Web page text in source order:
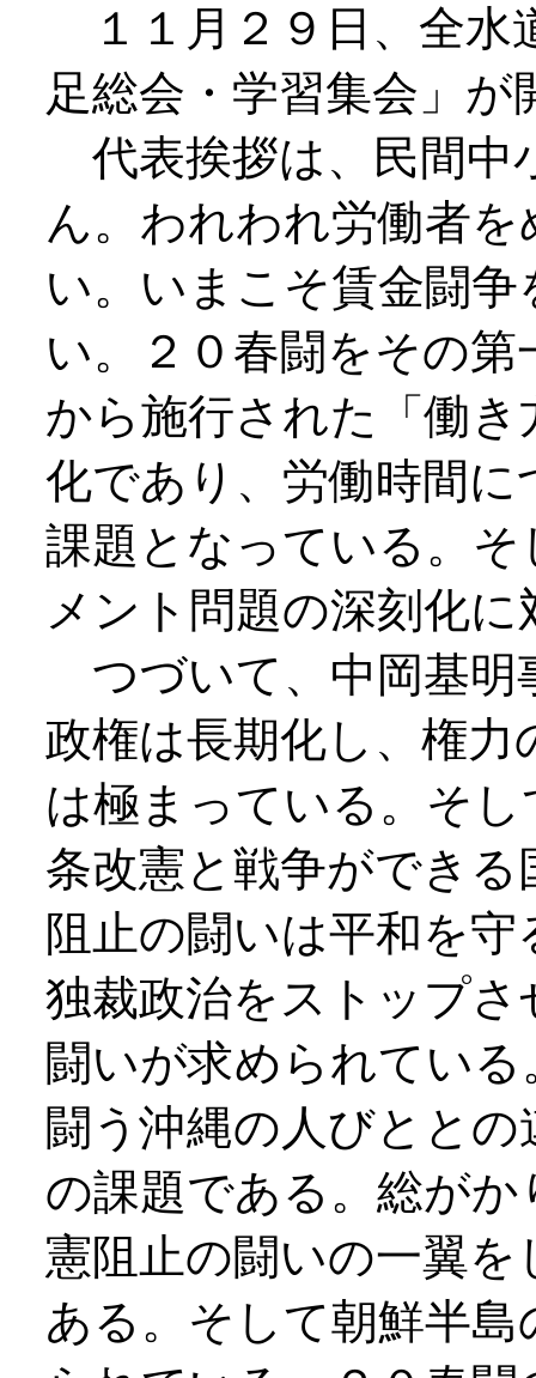
１１月２９日、全水
足総会・学習集会」が
代表挨拶は、民間中
ん。われわれ労働者
い。いまこそ賃金闘
い。２０春闘をその
から施行された「働
化であり、労働時間
課題となっている。
メント問題の深刻化
つづいて、中岡基明
政権は長期化し、権
は極まっている。そ
条改憲と戦争ができ
阻止の闘いは平和を
独裁政治をストップ
闘いが求められてい
闘う沖縄の人びとと
の課題である。総が
憲阻止の闘いの一翼
ある。そして朝鮮半